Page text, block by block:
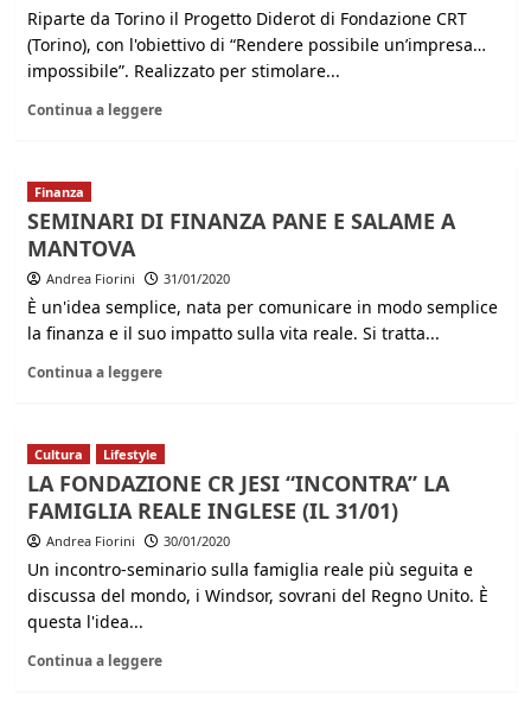
Riparte da Torino il Progetto Diderot di Fondazione CRT
(Torino), con l'obiettivo di “Rendere possibile un’impresa…
impossibile”. Realizzato per stimolare...
Continua a leggere
Finanza
SEMINARI DI FINANZA PANE E SALAME A
MANTOVA
Andrea Fiorini 31/01/2020
È un'idea semplice, nata per comunicare in modo semplice
la finanza e il suo impatto sulla vita reale. Si tratta...
Continua a leggere
Cultura Lifestyle
LA FONDAZIONE CR JESI “INCONTRA” LA
FAMIGLIA REALE INGLESE (IL 31/01)
Andrea Fiorini 30/01/2020
Un incontro-seminario sulla famiglia reale più seguita e
discussa del mondo, i Windsor, sovrani del Regno Unito. È
questa l'idea...
Continua a leggere